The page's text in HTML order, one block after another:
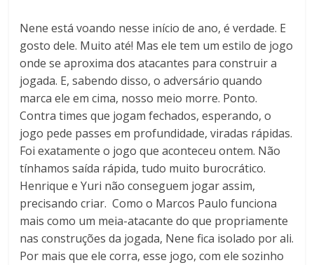
Nene está voando nesse início de ano, é verdade. E
gosto dele. Muito até! Mas ele tem um estilo de jogo
onde se aproxima dos atacantes para construir a
jogada. E, sabendo disso, o adversário quando
marca ele em cima, nosso meio morre. Ponto.
Contra times que jogam fechados, esperando, o
jogo pede passes em profundidade, viradas rápidas.
Foi exatamente o jogo que aconteceu ontem. Não
tínhamos saída rápida, tudo muito burocrático.
Henrique e Yuri não conseguem jogar assim,
precisando criar. Como o Marcos Paulo funciona
mais como um meia-atacante do que propriamente
nas construções da jogada, Nene fica isolado por ali.
Por mais que ele corra, esse jogo, com ele sozinho